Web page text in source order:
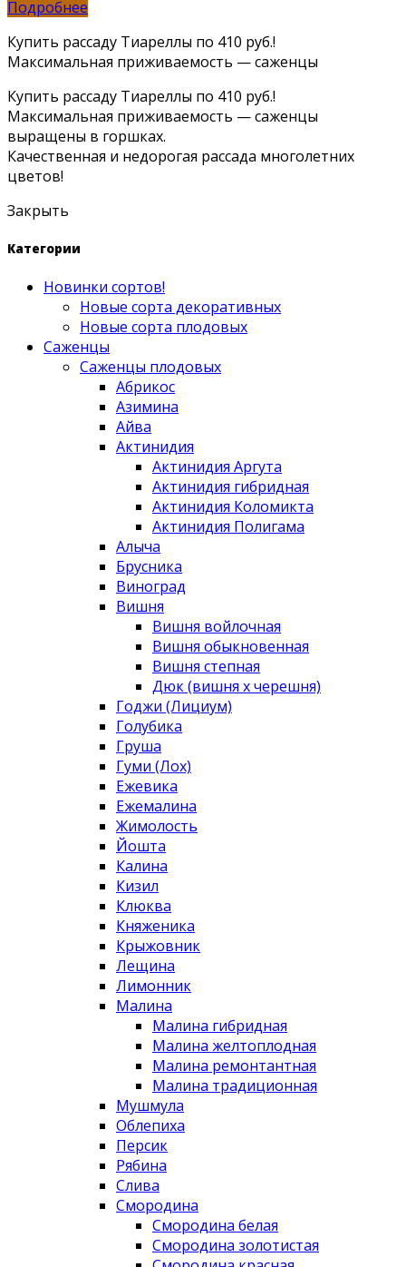
Подробнее
Купить рассаду Тиареллы по 410 руб.!
Максимальная приживаемость — саженцы
Купить рассаду Тиареллы по 410 руб.!
Максимальная приживаемость — саженцы
выращены в горшках.
Качественная и недорогая рассада многолетних
цветов!
Закрыть
Категории
Новинки сортов!
Новые сорта декоративных
Новые сорта плодовых
Саженцы
Саженцы плодовых
Абрикос
Азимина
Айва
Актинидия
Актинидия Аргута
Актинидия гибридная
Актинидия Коломикта
Актинидия Полигама
Алыча
Брусника
Виноград
Вишня
Вишня войлочная
Вишня обыкновенная
Вишня степная
Дюк (вишня х черешня)
Годжи (Лициум)
Голубика
Груша
Гуми (Лох)
Ежевика
Ежемалина
Жимолость
Йошта
Калина
Кизил
Клюква
Княженика
Крыжовник
Лещина
Лимонник
Малина
Малина гибридная
Малина желтоплодная
Малина ремонтантная
Малина традиционная
Мушмула
Облепиха
Персик
Рябина
Слива
Смородина
Смородина белая
Смородина золотистая